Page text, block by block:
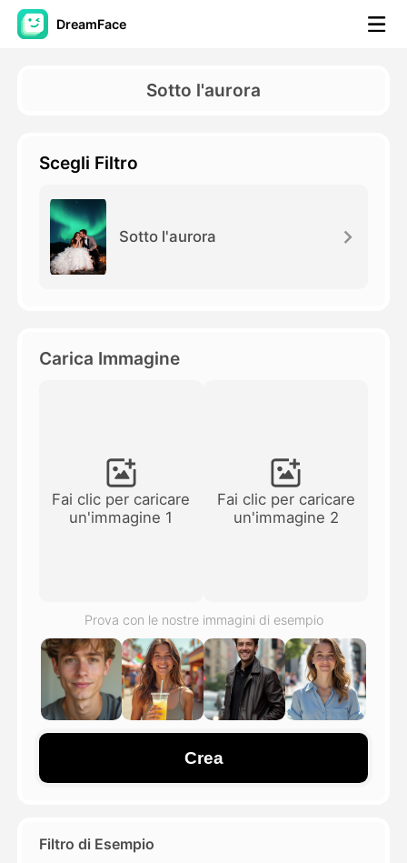
DreamFace
Video di AI
Foto
Altri strumenti
Video di AI
Vedi tutti i modelli
Galleria
Blog
Sotto l'aurora
Scegli Filtro
Sotto l'aurora
Carica Immagine
Fai clic per caricare
un'immagine 1
Fai clic per caricare
un'immagine 2
Prova con le nostre immagini di esempio
Crea
Filtro di Esempio